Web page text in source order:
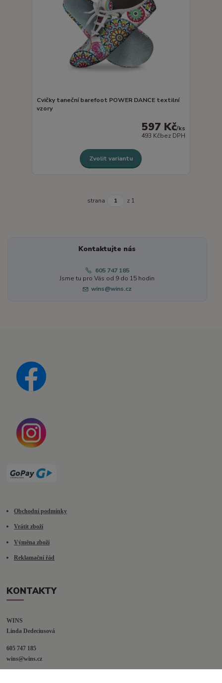
Cvičky taneční barefoot POWER DANCE textilní
vzory
597 Kč/ks
493 Kčbez DPH
Zvolit variantu
strana z 1
Kontaktujte nás
605 747 185
Jsme tu pro Vás od 9 do 15 hodin
wins@wins.cz
Obchodní podmínky
Vrátit zboží
Výměna zboží
Reklamační řád
KONTAKTY
WINS
Linda Dedeciusová
605 747 185
wins@wins.cz